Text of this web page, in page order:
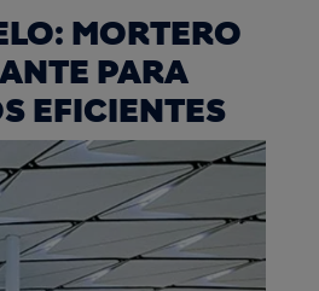
MORTERO
PARA
EFICIENTES